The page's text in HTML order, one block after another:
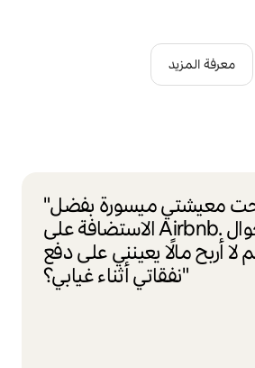
معرفة المزيد
"أصبحت معيشتي ميسورة بفضل
الاستضافة على Airbnb. في جميع الأحوال
لا أربح مالًا يعينني على دفع
نفقاتي أثناء غيابي؟"